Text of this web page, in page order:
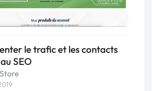
le trafic et les contacts
SEO